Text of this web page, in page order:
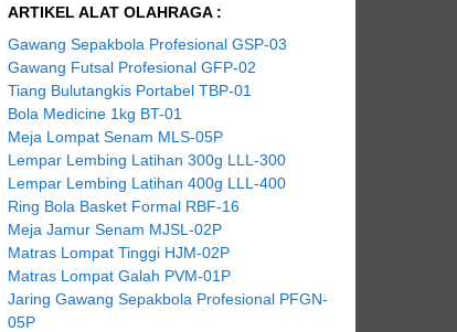
ARTIKEL ALAT OLAHRAGA :
Gawang Sepakbola Profesional GSP-03
Gawang Futsal Profesional GFP-02
Tiang Bulutangkis Portabel TBP-01
Bola Medicine 1kg BT-01
Meja Lompat Senam MLS-05P
Lempar Lembing Latihan 300g LLL-300
Lempar Lembing Latihan 400g LLL-400
Ring Bola Basket Formal RBF-16
Meja Jamur Senam MJSL-02P
Matras Lompat Tinggi HJM-02P
Matras Lompat Galah PVM-01P
Jaring Gawang Sepakbola Profesional PFGN-
05P